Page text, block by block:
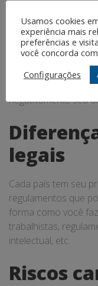
Ao entrar em um
a cultura e o
compreensão
podem prejudicar a
negativamente seu
legais
Cada país tem seu
regulamentos que
forma como você
trabalhistas,
intelectual, etc.
Riscos
Usamos cookies
experiência mais
preferências e
você concorda
Configurações